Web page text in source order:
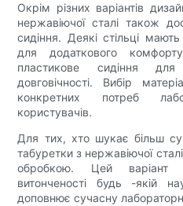
Окрім різних варіантів
нержавіючої сталі також
сидіння. Деякі стільці
для додаткового
пластикове сидіння
довговічності. Вибір
конкретних потреб
користувачів.
Для тих, хто шукає більш
табуретки з нержавіючої
обробкою. Цей варіант
витонченості будь -якій
доповнює сучасну